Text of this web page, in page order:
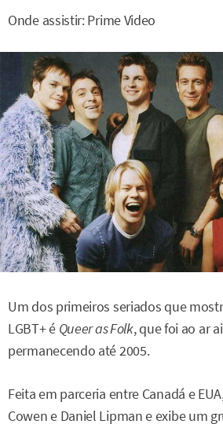
Onde assistir: Prime Video
Um dos primeiros seriados que
LGBT+ é Queer as Folk, que foi ao ar
permanecendo até 2005.
Feita em parceria entre Canadá e
Cowen e Daniel Lipman e exibe um